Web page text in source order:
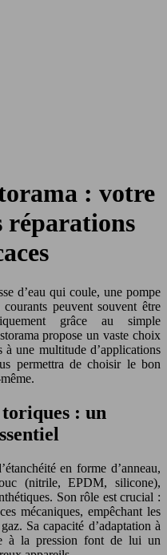
: votre
réparations
d’eau qui coule, une pompe
peuvent souvent être
grâce au simple
propose un vaste choix
une multitude d’applications
permettra de choisir le bon
: un
en forme d’anneau,
(nitrile, EPDM, silicone),
Son rôle est crucial :
mécaniques, empêchant les
Sa capacité d’adaptation à
à la pression font de lui un